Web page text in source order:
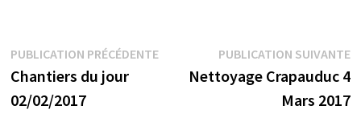
Navigation
de
l’article
PUBLICATION PRÉCÉDENTEPublication
précédente :
Chantiers du jour
02/02/2017
PUBLICATION SUIVANTE
Nettoyage Crapauduc 4
Mars 2017